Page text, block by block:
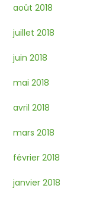
août 2018
juillet 2018
juin 2018
mai 2018
avril 2018
mars 2018
février 2018
janvier 2018